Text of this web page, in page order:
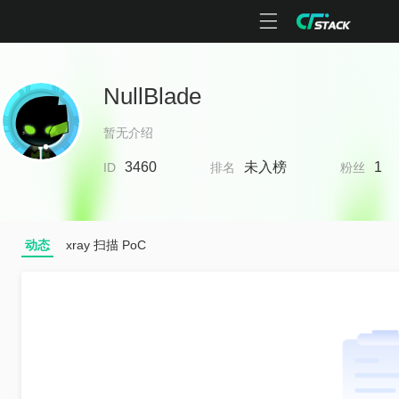
NullBlade
暂无介绍
ID 3460 排名 未入榜 粉丝 1
动态 xray 扫描 PoC